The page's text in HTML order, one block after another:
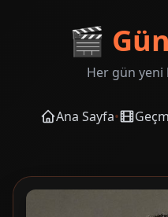
🎬
Her gün
Ana Sayfa•